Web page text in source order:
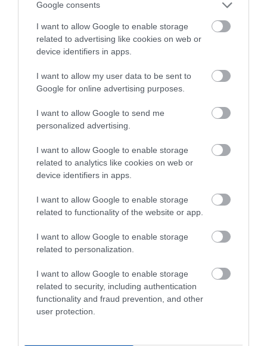
Google consents
I want to allow Google to enable storage
related to advertising like cookies on web or
device identifiers in apps.
I want to allow my user data to be sent to
Google for online advertising purposes.
I want to allow Google to send me
personalized advertising.
I want to allow Google to enable storage
related to analytics like cookies on web or
device identifiers in apps.
I want to allow Google to enable storage
related to functionality of the website or app.
I want to allow Google to enable storage
related to personalization.
I want to allow Google to enable storage
related to security, including authentication
functionality and fraud prevention, and other
user protection.
Soha nem kértem, hogy
avatkozzon be, csak
azt
félre, és hagyja, hogy a
dolgukat. Nem látom
magam előtt, hogy Meghan
visszatérnének Angliába a
jelenlegi helyzet miatt.
Imádom az országomat,
borzasztóan szomorúnak
tartom, hogy nem fogom
tudni megmutatni a